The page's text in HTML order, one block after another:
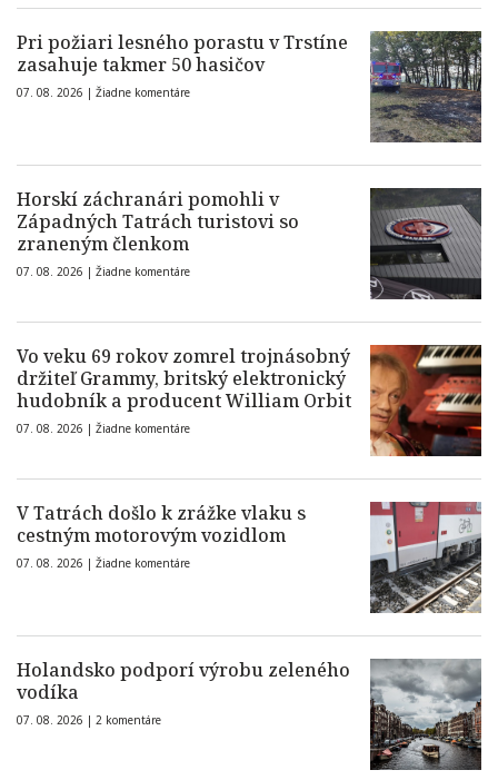
Pri požiari lesného porastu v Trstíne
zasahuje takmer 50 hasičov
07. 08. 2026 | Žiadne komentáre
Horskí záchranári pomohli v
Západných Tatrách turistovi so
zraneným členkom
07. 08. 2026 | Žiadne komentáre
Vo veku 69 rokov zomrel trojnásobný
držiteľ Grammy, britský elektronický
hudobník a producent William Orbit
07. 08. 2026 | Žiadne komentáre
V Tatrách došlo k zrážke vlaku s
cestným motorovým vozidlom
07. 08. 2026 | Žiadne komentáre
Holandsko podporí výrobu zeleného
vodíka
07. 08. 2026 | 2 komentáre